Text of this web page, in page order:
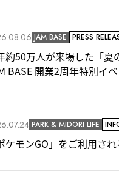
JAM BASE PRESS
約50万人が来場した「夏
BASE 開業2周年特別イ
PARK & MIDORI LIFE
ケモンGO」をご利用さ